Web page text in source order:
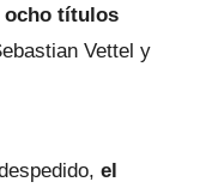
ocho títulos
Vettel y
el